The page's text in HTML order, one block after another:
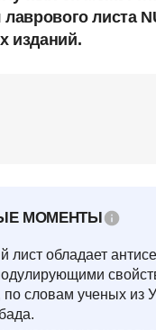
листа
изданий.
МОМЕНТЫ
лист обладает
словам ученых из